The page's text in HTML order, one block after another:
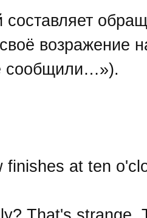
возражение
finishes at ten